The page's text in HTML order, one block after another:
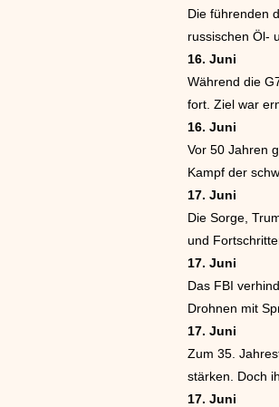
Die führenden
russischen Öl-
16. Juni
Während die
fort. Ziel war
16. Juni
Vor 50 Jahren
Kampf der
17. Juni
Die Sorge,
und
17. Juni
Das FBI
Drohnen mit
17. Juni
Zum 35.
stärken. Doch
17. Juni